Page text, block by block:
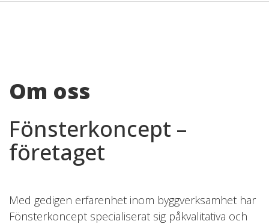
Om oss
Fönsterkoncept –
företaget
Med gedigen erfarenhet inom byggverksamhet har
Fönsterkoncept specialiserat sig påkvalitativa och